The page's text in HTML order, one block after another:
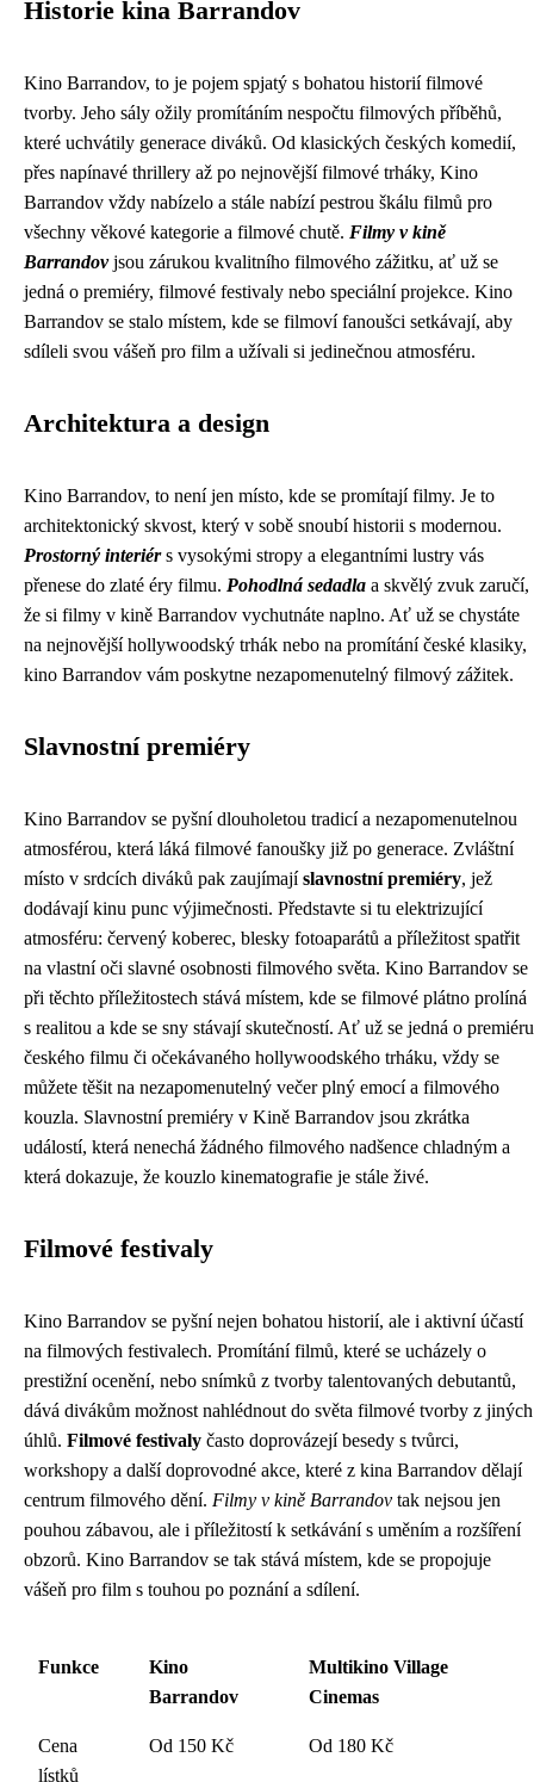
Historie kina Barrandov
Kino Barrandov, to je pojem spjatý s bohatou historií filmové
tvorby. Jeho sály ožily promítáním nespočtu filmových příběhů,
které uchvátily generace diváků. Od klasických českých komedií,
přes napínavé thrillery až po nejnovější filmové trháky, Kino
Barrandov vždy nabízelo a stále nabízí pestrou škálu filmů pro
všechny věkové kategorie a filmové chutě. Filmy v kině
Barrandovjsou zárukou kvalitního filmového zážitku, ať už se
jedná o premiéry, filmové festivaly nebo speciální projekce. Kino
Barrandov se stalo místem, kde se filmoví fanoušci setkávají, aby
sdíleli svou vášeň pro film a užívali si jedinečnou atmosféru.
Architektura a design
Kino Barrandov, to není jen místo, kde se promítají filmy. Je to
architektonický skvost, který v sobě snoubí historii s modernou.
Prostorný interiérs vysokými stropy a elegantními lustry vás
přenese do zlaté éry filmu. Pohodlná sedadla a skvělý zvuk zaručí,
že si filmy v kině Barrandov vychutnáte naplno. Ať už se chystáte
na nejnovější hollywoodský trhák nebo na promítání české klasiky,
kino Barrandov vám poskytne nezapomenutelný filmový zážitek.
Slavnostní premiéry
Kino Barrandov se pyšní dlouholetou tradicí a nezapomenutelnou
atmosférou, která láká filmové fanoušky již po generace. Zvláštní
místo v srdcích diváků pak zaujímajíslavnostní premiéry, jež
dodávají kinu punc výjimečnosti. Představte si tu elektrizující
atmosféru: červený koberec, blesky fotoaparátů a příležitost spatřit
na vlastní oči slavné osobnosti filmového světa. Kino Barrandov se
při těchto příležitostech stává místem, kde se filmové plátno prolíná
s realitou a kde se sny stávají skutečností. Ať už se jedná o premiéru
českého filmu či očekávaného hollywoodského trháku, vždy se
můžete těšit na nezapomenutelný večer plný emocí a filmového
kouzla. Slavnostní premiéry v Kině Barrandov jsou zkrátka
událostí, která nenechá žádného filmového nadšence chladným a
která dokazuje, že kouzlo kinematografie je stále živé.
Filmové festivaly
Kino Barrandov se pyšní nejen bohatou historií, ale i aktivní účastí
na filmových festivalech. Promítání filmů, které se ucházely o
prestižní ocenění, nebo snímků z tvorby talentovaných debutantů,
dává divákům možnost nahlédnout do světa filmové tvorby z jiných
úhlů. Filmové festivaly často doprovázejí besedy s tvůrci,
workshopy a další doprovodné akce, které z kina Barrandov dělají
centrum filmového dění. Filmy v kině Barrandov tak nejsou jen
pouhou zábavou, ale i příležitostí k setkávání s uměním a rozšíření
obzorů. Kino Barrandov se tak stává místem, kde se propojuje
vášeň pro film s touhou po poznání a sdílení.
Funkce
Kino
Barrandov
Multikino Village
Cinemas
Cena
lístků
Od 150 Kč Od 180 Kč